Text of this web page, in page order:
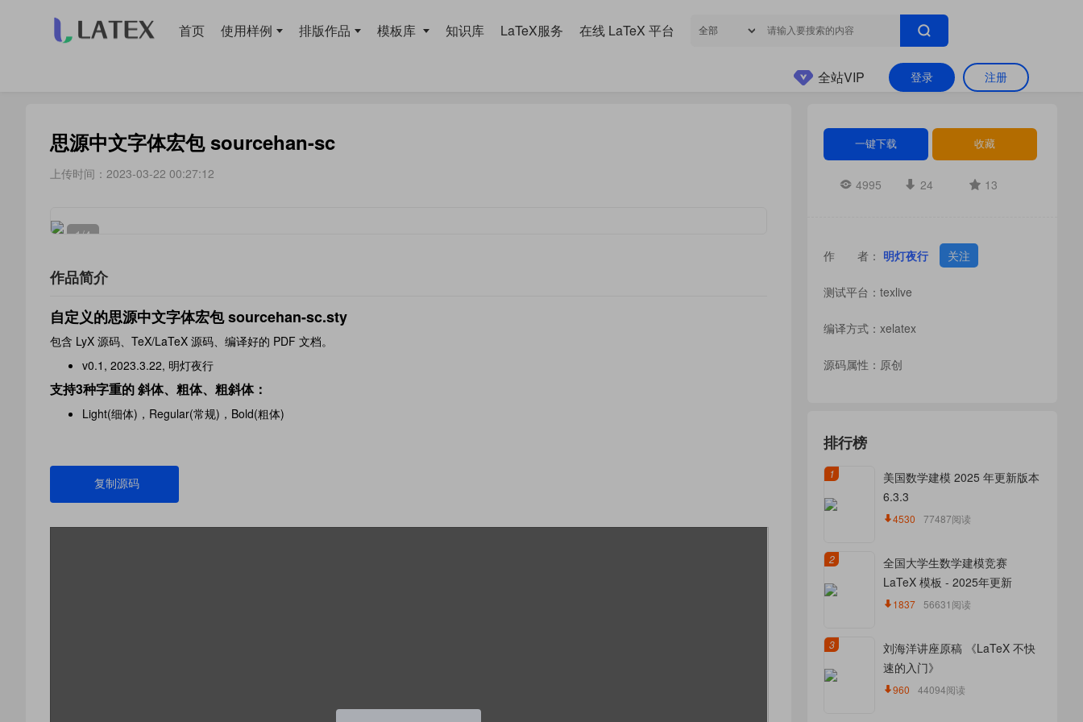
首页 使用样例 排版作品 模板库 知识库 LaTeX服务 在线 LaTeX 平台
登录 注册
全站VIP
思源中文字体宏包 sourcehan-sc
上传时间：2023-03-22 00:27:12
1/4
作品简介
自定义的思源中文字体宏包 sourcehan-sc.sty
包含 LyX 源码、TeX/LaTeX 源码、编译好的 PDF 文档。
v0.1, 2023.3.22, 明灯夜行
支持3种字重的 斜体、粗体、粗斜体：
Light(细体)，Regular(常规)，Bold(粗体)
复制源码
一键下载 收藏
4995 24 13
作 者： 明灯夜行 关注
测试平台：texlive
编译方式：xelatex
源码属性：原创
排行榜
1
美国数学建模 2025 年更新版本
6.3.3
4530 77487阅读
2
全国大学生数学建模竞赛
LaTeX 模板 - 2025年更新
1837 56631阅读
3
刘海洋讲座原稿 《LaTeX 不快
速的入门》
960 44094阅读